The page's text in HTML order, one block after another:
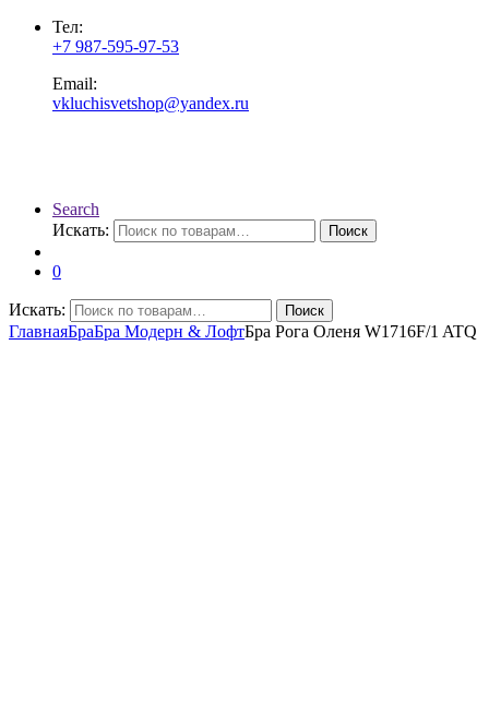
Тел:
+7 987-595-97-53
Email:
vkluchisvetshop@yandex.ru
Search
Искать:
Поиск
0
Искать: Поиск
ГлавнаяБраБра Модерн & ЛофтБра Рога Оленя W1716F/1 ATQ